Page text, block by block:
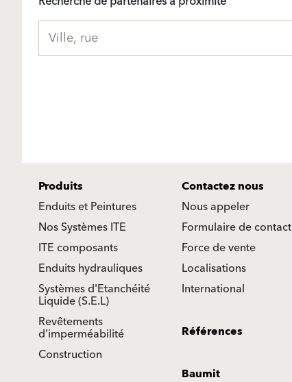
Produits
Enduits et Peintures
Nos Systèmes ITE
ITE composants
Enduits hydrauliques
Systèmes d'Etanchéité
Liquide (S.E.L)
Revêtements
d'imperméabilité
Construction
Contactez nous
Nous appeler
Formulaire de contact
Force de vente
Localisations
International
Références
Baumit